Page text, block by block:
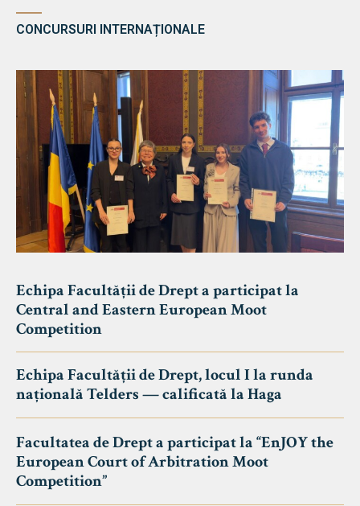
CONCURSURI INTERNAȚIONALE
Echipa Facultății de Drept a participat la
Central and Eastern European Moot
Competition
Echipa Facultății de Drept, locul I la runda
națională Telders — calificată la Haga
Facultatea de Drept a participat la “EnJOY the
European Court of Arbitration Moot
Competition”